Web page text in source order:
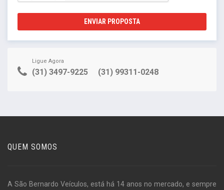
ENVIAR PROPOSTA
Ligue Agora
(31) 3497-9225 (31) 99311-0248
QUEM SOMOS
A São Bernardo Veículos, está há 14 anos no mercado, e sempre